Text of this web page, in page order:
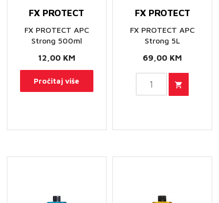
FX PROTECT
FX PROTECT APC
Strong 500ml
12,00 KM
Pročitaj više
FX PROTECT
FX PROTECT APC
Strong 5L
69,00 KM
PROTECT
Strong
količina